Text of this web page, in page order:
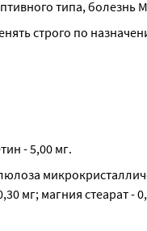
типа, болезнь
строго по
- 5,00 мг.
мг; магния стеарат -